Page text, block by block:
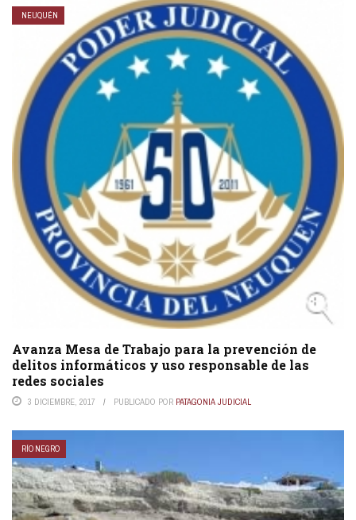
NEUQUÉN
Avanza Mesa de Trabajo para la prevención de
delitos informáticos y uso responsable de las
redes sociales
3 DICIEMBRE, 2017 PUBLICADO POR PATAGONIA JUDICIAL
RÍO NEGRO